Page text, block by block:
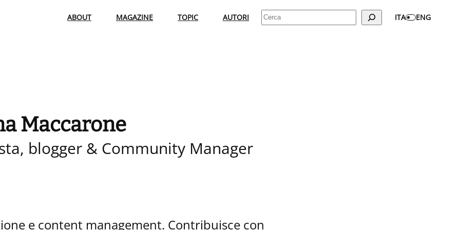
ABOUT MAGAZINE TOPIC AUTORI Cerca ITA ENG
Maccarone
blogger & Community Manager
e content management. Contribuisce con